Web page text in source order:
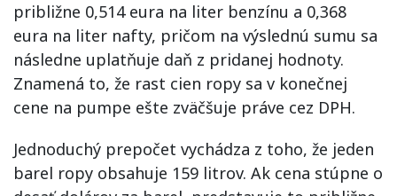
približne 0,514 eura na liter benzínu a 0,368
eura na liter nafty, pričom na výslednú sumu sa
následne uplatňuje daň z pridanej hodnoty.
Znamená to, že rast cien ropy sa v konečnej
cene na pumpe ešte zväčšuje práve cez DPH.
Jednoduchý prepočet vychádza z toho, že jeden
barel ropy obsahuje 159 litrov. Ak cena stúpne o